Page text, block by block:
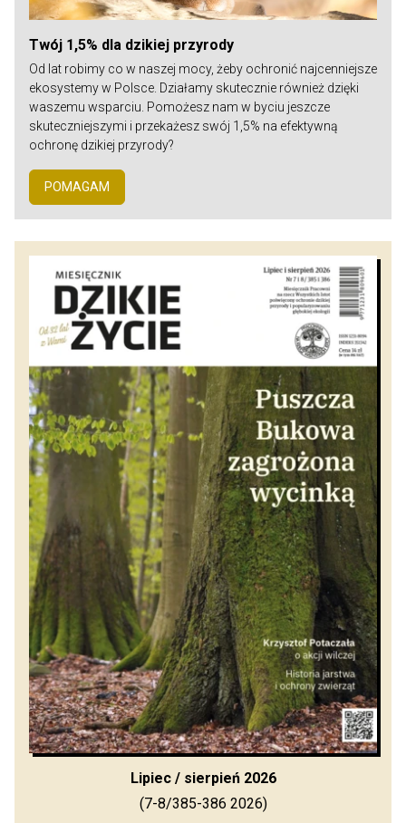
Twój 1,5% dla dzikiej przyrody
Od lat robimy co w naszej mocy, żeby ochronić najcenniejsze
ekosystemy w Polsce. Działamy skutecznie również dzięki
waszemu wsparciu. Pomożesz nam w byciu jeszcze
skuteczniejszymi i przekażesz swój 1,5% na efektywną
ochronę dzikiej przyrody?
POMAGAM
Lipiec / sierpień 2026
(7-8/385-386 2026)